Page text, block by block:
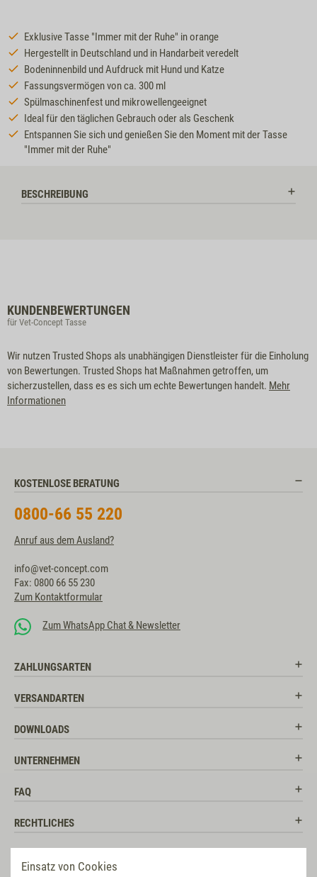
Einsatz von Cookies
Exklusive Tasse "Immer mit der Ruhe" in orange
Hergestellt in Deutschland und in Handarbeit veredelt
Bodeninnenbild und Aufdruck mit Hund und Katze
Fassungsvermögen von ca. 300 ml
Spülmaschinenfest und mikrowellengeeignet
Ideal für den täglichen Gebrauch oder als Geschenk
Entspannen Sie sich und genießen Sie den Moment mit der Tasse
"Immer mit der Ruhe"
BESCHREIBUNG
KUNDENBEWERTUNGEN
für Vet-Concept Tasse
Wir nutzen Trusted Shops als unabhängigen Dienstleister für die Einholung
von Bewertungen. Trusted Shops hat Maßnahmen getroffen, um
sicherzustellen, dass es es sich um echte Bewertungen handelt. Mehr
Informationen
KOSTENLOSE BERATUNG
0800-66 55 220
Anruf aus dem Ausland?
info@vet-concept.com
Fax: 0800 66 55 230
Zum Kontaktformular
Zum WhatsApp Chat & Newsletter
ZAHLUNGSARTEN
VERSANDARTEN
DOWNLOADS
UNTERNEHMEN
FAQ
RECHTLICHES